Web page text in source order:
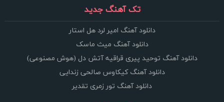
تک آهنگ جدید
دانلود آهنگ امیر لرد هل استار
دانلود آهنگ میث ماسک
دانلود آهنگ توحید پیری قراقیه آتش دل (هوش مصنوعی)
دانلود آهنگ کیکاوس صالحی زندایی
دانلود آهنگ تور زمری تقدیر